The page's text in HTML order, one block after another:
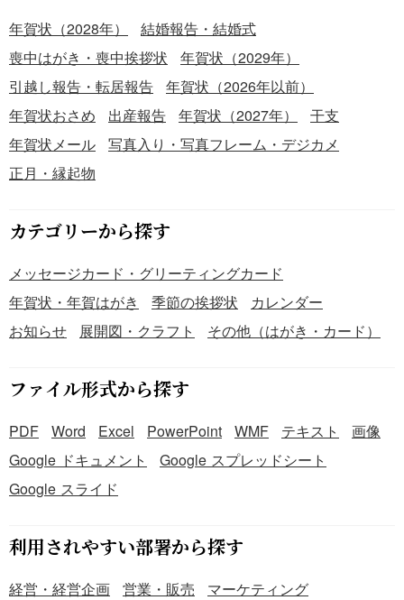
年賀状（2028年）
結婚報告・結婚式
喪中はがき・喪中挨拶状
年賀状（2029年）
引越し報告・転居報告
年賀状（2026年以前）
年賀状おさめ
出産報告 年賀状（2027年）
干支
年賀状メール
写真入り・写真フレーム・デジカメ
正月・縁起物
カテゴリーから探す
メッセージカード・グリーティングカード
年賀状・年賀はがき
季節の挨拶状
カレンダー
お知らせ
展開図・クラフト その他（はがき・カード）
ファイル形式から探す
PDF Word Excel PowerPoint WMF テキスト
画像
Google ドキュメント
Google スプレッドシート
Google スライド
利用されやすい部署から探す
経営・経営企画 営業・販売
マーケティング